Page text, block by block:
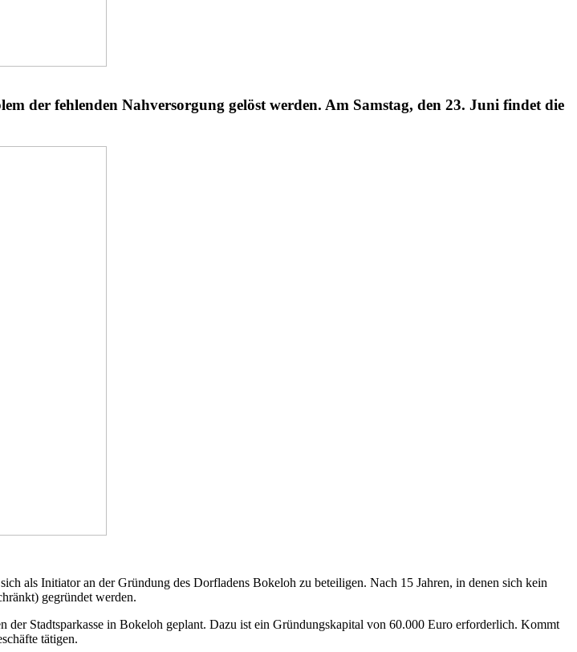
der fehlenden Nahversorgung gelöst werden. Am Samstag, den 23. Juni findet die
als Initiator an der Gründung des Dorfladens Bokeloh zu beteiligen. Nach 15 Jahren, in denen sich kein
gegründet werden.
Stadtsparkasse in Bokeloh geplant. Dazu ist ein Gründungskapital von 60.000 Euro erforderlich. Kommt
tätigen.